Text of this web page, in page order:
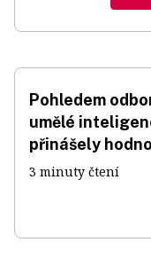
Pohledem
umělé
přinášely
3 minuty čtení